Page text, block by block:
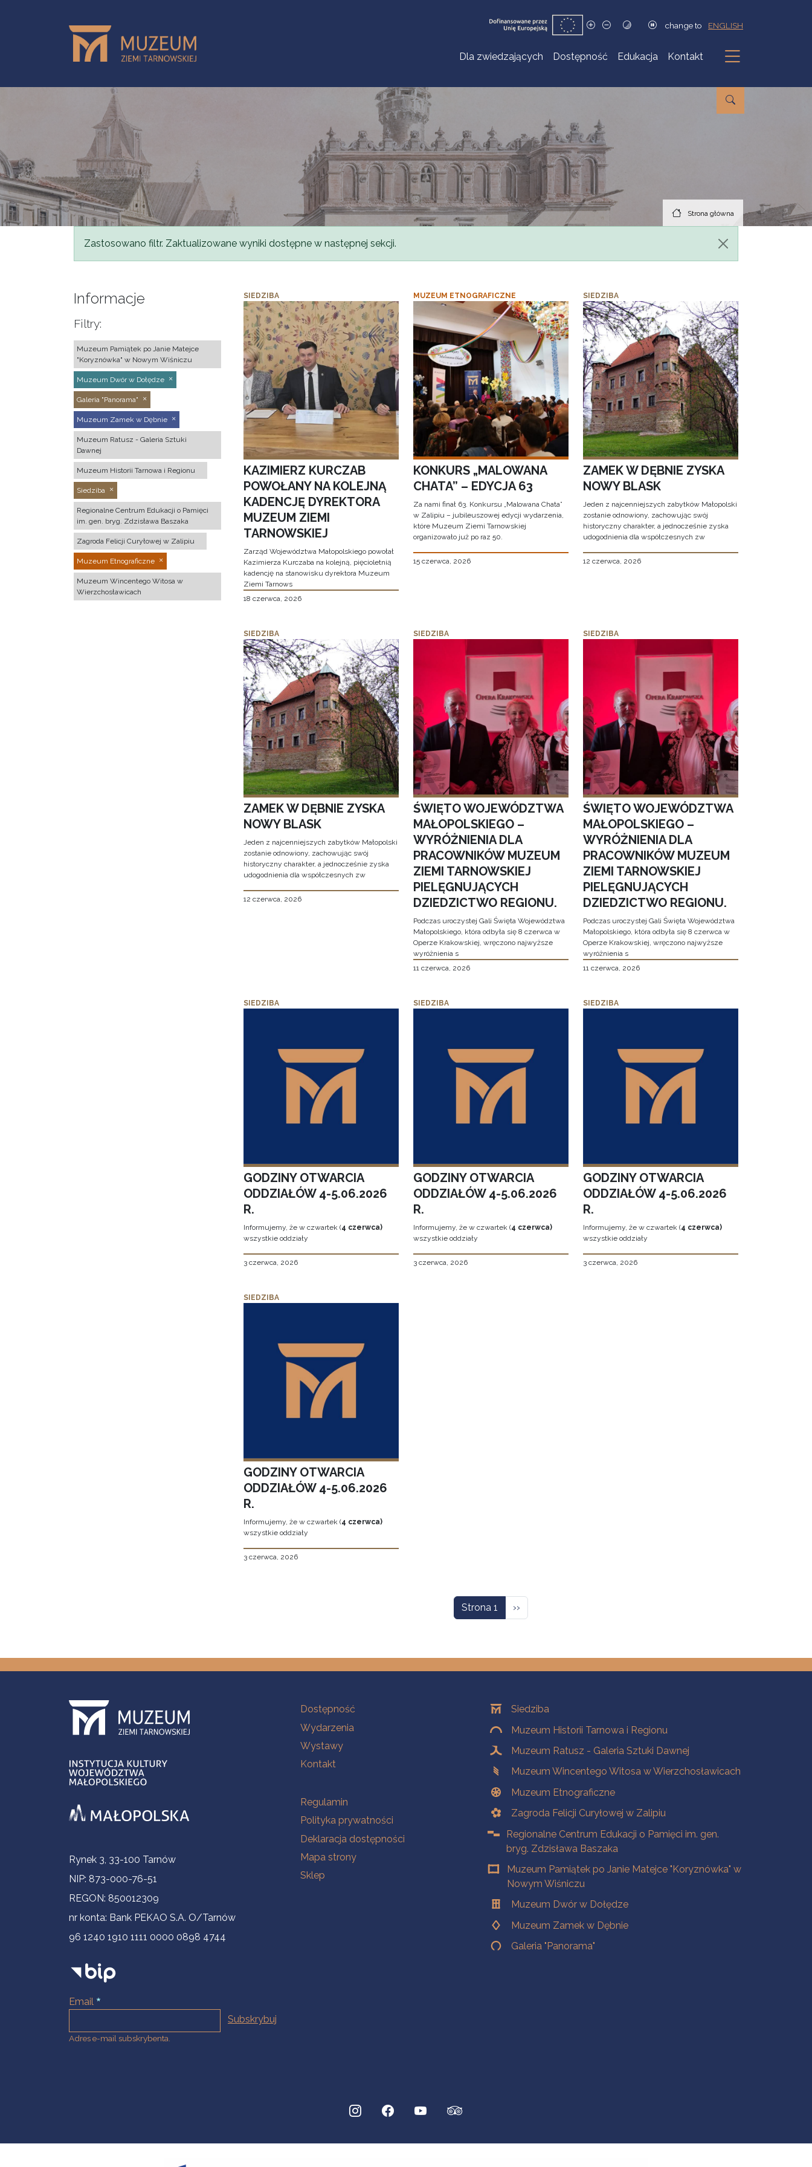
change to ENGLISH
Dla zwiedzających Dostępność Edukacja Kontakt
Podmenu
Strona główna
Komunikat
Zastosowano filtr. Zaktualizowane wyniki dostępne w następnej sekcji.
Informacje
Filtry:
Muzeum Pamiątek po Janie Matejce
"Koryznówka" w Nowym Wiśniczu
Muzeum Dwór w Dołędze
Galeria "Panorama"
Muzeum Zamek w Dębnie
Muzeum Ratusz - Galeria Sztuki
Dawnej
Muzeum Historii Tarnowa i Regionu
Siedziba
Regionalne Centrum Edukacji o Pamięci
im. gen. bryg. Zdzisława Baszaka
Zagroda Felicji Curyłowej w Zalipiu
Muzeum Etnograficzne
Muzeum Wincentego Witosa w
Wierzchosławicach
SIEDZIBA
KAZIMIERZ KURCZAB
POWOŁANY NA KOLEJNĄ
KADENCJĘ DYREKTORA
MUZEUM ZIEMI
TARNOWSKIEJ
Zarząd Województwa Małopolskiego powołał
Kazimierza Kurczaba na kolejną, pięcioletnią
kadencję na stanowisku dyrektora Muzeum
Ziemi Tarnows
18 czerwca, 2026
MUZEUM ETNOGRAFICZNE
KONKURS „MALOWANA
CHATA” – EDYCJA 63
Za nami finał 63. Konkursu „Malowana Chata”
w Zalipiu – jubileuszowej edycji wydarzenia,
które Muzeum Ziemi Tarnowskiej
organizowało już po raz 50.
15 czerwca, 2026
SIEDZIBA
ZAMEK W DĘBNIE ZYSKA
NOWY BLASK
Jeden z najcenniejszych zabytków Małopolski
zostanie odnowiony, zachowując swój
historyczny charakter, a jednocześnie zyska
udogodnienia dla współczesnych zw
12 czerwca, 2026
SIEDZIBA
ZAMEK W DĘBNIE ZYSKA
NOWY BLASK
Jeden z najcenniejszych zabytków Małopolski
zostanie odnowiony, zachowując swój
historyczny charakter, a jednocześnie zyska
udogodnienia dla współczesnych zw
12 czerwca, 2026
SIEDZIBA
ŚWIĘTO WOJEWÓDZTWA
MAŁOPOLSKIEGO –
WYRÓŻNIENIA DLA
PRACOWNIKÓW MUZEUM
ZIEMI TARNOWSKIEJ
PIELĘGNUJĄCYCH
DZIEDZICTWO REGIONU.
Podczas uroczystej Gali Święta Województwa
Małopolskiego, która odbyła się 8 czerwca w
Operze Krakowskiej, wręczono najwyższe
wyróżnienia s
11 czerwca, 2026
SIEDZIBA
ŚWIĘTO WOJEWÓDZTWA
MAŁOPOLSKIEGO –
WYRÓŻNIENIA DLA
PRACOWNIKÓW MUZEUM
ZIEMI TARNOWSKIEJ
PIELĘGNUJĄCYCH
DZIEDZICTWO REGIONU.
Podczas uroczystej Gali Święta Województwa
Małopolskiego, która odbyła się 8 czerwca w
Operze Krakowskiej, wręczono najwyższe
wyróżnienia s
11 czerwca, 2026
SIEDZIBA
GODZINY OTWARCIA
ODDZIAŁÓW 4-5.06.2026
R.
Informujemy, że w czwartek (4 czerwca)
wszystkie oddziały
3 czerwca, 2026
SIEDZIBA
GODZINY OTWARCIA
ODDZIAŁÓW 4-5.06.2026
R.
Informujemy, że w czwartek (4 czerwca)
wszystkie oddziały
3 czerwca, 2026
SIEDZIBA
GODZINY OTWARCIA
ODDZIAŁÓW 4-5.06.2026
R.
Informujemy, że w czwartek (4 czerwca)
wszystkie oddziały
3 czerwca, 2026
SIEDZIBA
GODZINY OTWARCIA
ODDZIAŁÓW 4-5.06.2026
R.
Informujemy, że w czwartek (4 czerwca)
wszystkie oddziały
3 czerwca, 2026
Strona 1 Następna strona
››
Informacje kontaktowe
Rynek 3, 33-100 Tarnów
NIP: 873-000-76-51
REGON: 850012309
nr konta: Bank PEKAO S.A. O/Tarnów
96 1240 1910 1111 0000 0898 4744
Email
Adres e-mail subskrybenta.
Na skróty
Dostępność
Wydarzenia
Wystawy
Kontakt
Na skróty
Regulamin
Polityka prywatności
Deklaracja dostępności
Mapa strony
Sklep
OddziałySiedziba
Muzeum Historii Tarnowa i Regionu
Muzeum Ratusz - Galeria Sztuki Dawnej
Muzeum Wincentego Witosa w Wierzchosławicach
Muzeum Etnograficzne
Zagroda Felicji Curyłowej w Zalipiu
Regionalne Centrum Edukacji o Pamięci im. gen.
bryg. Zdzisława Baszaka
Muzeum Pamiątek po Janie Matejce "Koryznówka" w
Nowym Wiśniczu
Muzeum Dwór w Dołędze
Muzeum Zamek w Dębnie
Galeria "Panorama"